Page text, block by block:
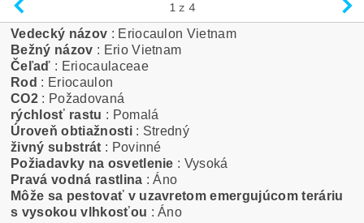
1 z 4
Vedecký názov : Eriocaulon Vietnam
Bežný názov : Erio Vietnam
Čeľaď : Eriocaulaceae
Rod : Eriocaulon
CO2 : Požadovaná
rýchlosť rastu : Pomalá
Úroveň obtiažnosti: Stredný
živný substrát : Povinné
Požiadavky na osvetlenie : Vysoká
Pravá vodná rastlina : Áno
Môže sa pestovať v uzavretom emergujúcom teráriu
s vysokou vlhkosťou : Áno